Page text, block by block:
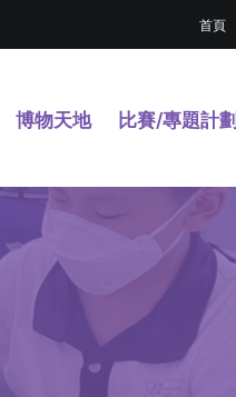
首頁
博物天地 比賽/專題計劃